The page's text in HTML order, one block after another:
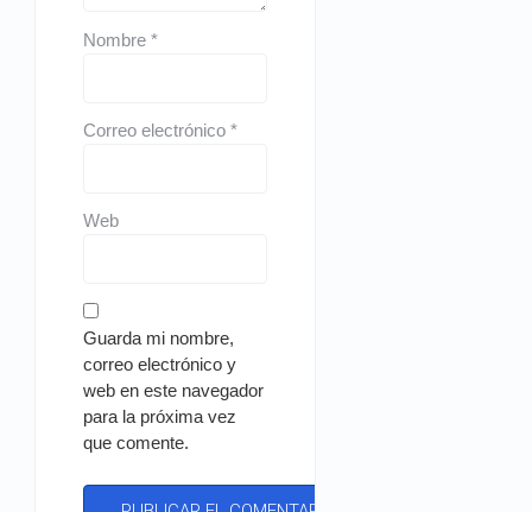
Nombre*
Correo electrónico*
Web
Guarda mi nombre,
correo electrónico y
web en este navegador
para la próxima vez
que comente.